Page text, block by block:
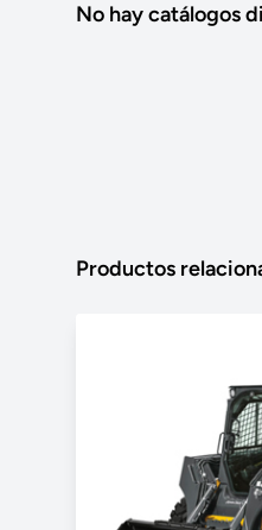
No hay catálogos
Productos